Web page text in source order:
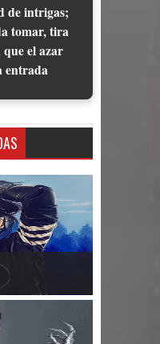
de intrigas;
tomar, tira
el azar
entrada